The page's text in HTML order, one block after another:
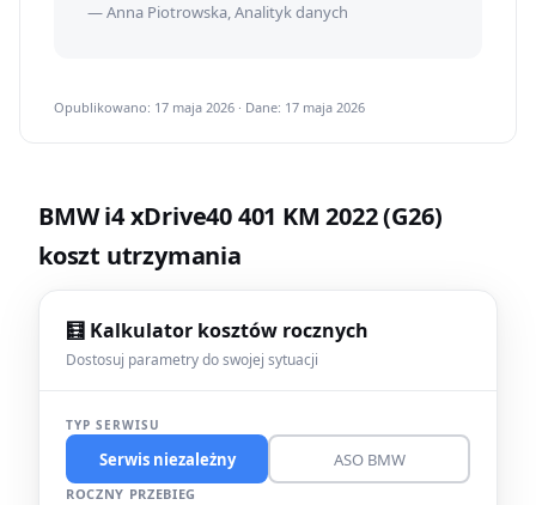
— Anna Piotrowska, Analityk danych
Opublikowano: 17 maja 2026 · Dane: 17 maja 2026
BMW i4 xDrive40 401 KM 2022 (G26)
koszt utrzymania
🧮 Kalkulator kosztów rocznych
Dostosuj parametry do swojej sytuacji
TYP SERWISU
Serwis niezależny ASO BMW
ROCZNY PRZEBIEG